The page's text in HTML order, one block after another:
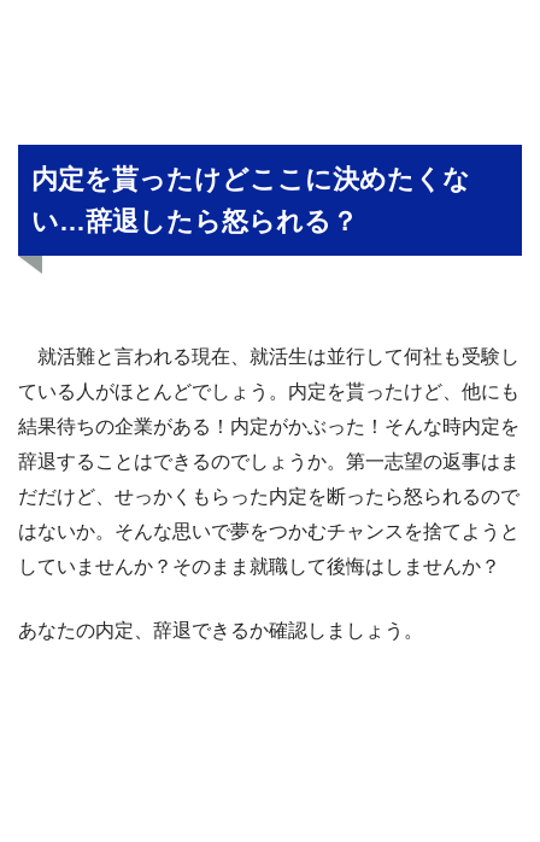
内定を貰ったけどここに決めたくな
い…辞退したら怒られる？
就活難と言われる現在、就活生は並行して何社も受験し
ている人がほとんどでしょう。内定を貰ったけど、他にも
結果待ちの企業がある！内定がかぶった！そんな時内定を
辞退することはできるのでしょうか。第一志望の返事はま
だだけど、せっかくもらった内定を断ったら怒られるので
はないか。そんな思いで夢をつかむチャンスを捨てようと
していませんか？そのまま就職して後悔はしませんか？
あなたの内定、辞退できるか確認しましょう。